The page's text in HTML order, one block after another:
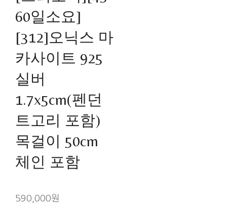
60일소요]
[312]오닉스 마
카사이트 925
실버
1.7x5cm(펜던
트고리 포함)
목걸이 50cm
체인 포함
590,000원